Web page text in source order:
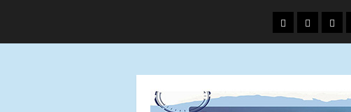
頭
條
財
經
地
方.